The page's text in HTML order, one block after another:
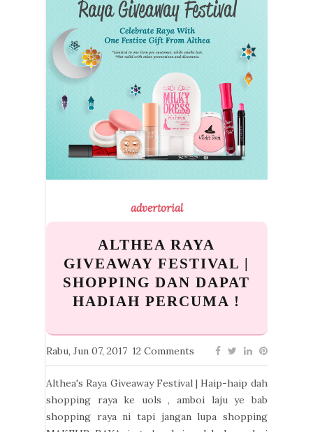
advertorial
ALTHEA RAYA
GIVEAWAY FESTIVAL |
SHOPPING DAN DAPAT
HADIAH PERCUMA !
Rabu, Jun 07, 2017 12 Comments
Althea's Raya Giveaway Festival | Haip-haip dah
shopping raya ke uols , amboi laju ye bab
shopping raya ni tapi jangan lupa shopping